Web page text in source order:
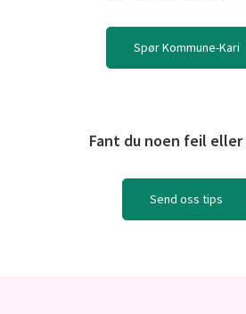
Spør Kommune-Kari
Fant du noen feil eller
Send oss tips